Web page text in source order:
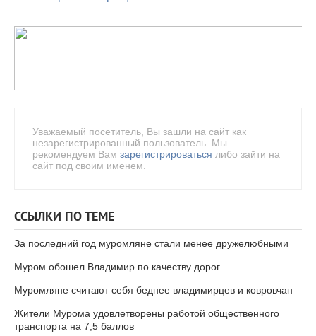
Уважаемый посетитель, Вы зашли на сайт как
незарегистрированный пользователь. Мы
рекомендуем Вам зарегистрироваться либо зайти на
сайт под своим именем.
ССЫЛКИ ПО ТЕМЕ
За последний год муромляне стали менее дружелюбными
Муром обошел Владимир по качеству дорог
Муромляне считают себя беднее владимирцев и ковровчан
Жители Мурома удовлетворены работой общественного
транспорта на 7,5 баллов